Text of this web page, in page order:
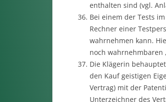
enthalten sind (vgl.
Bei einem der Tests
Rechner einer
wahrnehmen kann.
noch wahrnehmbaren
Die Klägerin
den Kauf geistigen
Vertrag) mit der
Unterzeichner des